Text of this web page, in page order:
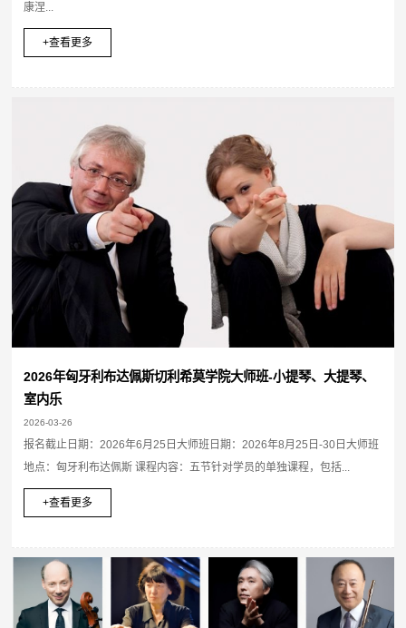
康涅...
+查看更多
2026年匈牙利布达佩斯切利希莫学院大师班-小提琴、大提琴、
室内乐
2026-03-26
报名截止日期：2026年6月25日大师班日期：2026年8月25日-30日大师班
地点：匈牙利布达佩斯 课程内容：五节针对学员的单独课程，包括...
+查看更多